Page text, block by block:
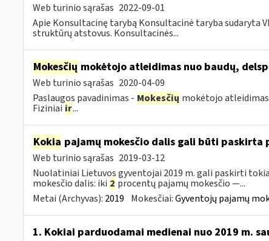
Web turinio sąrašas 2022-09-01
Apie Konsultacinę tarybą Konsultacinė taryba sudaryta
struktūrų atstovus. Konsultacinės...
Mokesčių mokėtojo atleidimas nuo baudų,
Web turinio sąrašas 2020-04-09
Paslaugos pavadinimas - Mokesčių mokėtojo
Fiziniai ir...
Kokia pajamų mokesčio dalis gali būti paskirta
Web turinio sąrašas 2019-03-12
Nuolatiniai Lietuvos gyventojai 2019 m. gali paskirti
mokesčio dalis: iki 2 procentų pajamų mokesčio —...
Metai (Archyvas): 2019 Mokesčiai:Gyventojų pajamų
1. Kokiai parduodamai medienai nuo 2019 m.